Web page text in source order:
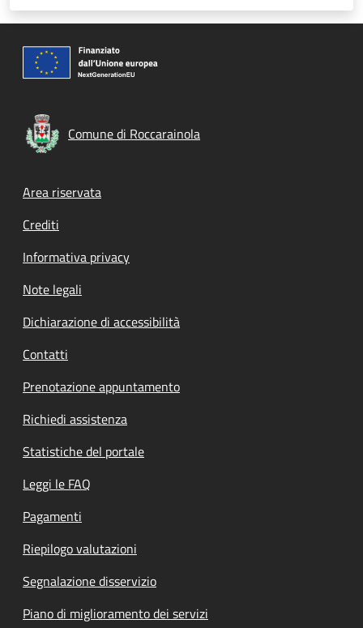
Comune di Roccarainola
Footer menu
Area riservata
Crediti
Informativa privacy
Note legali
Dichiarazione di accessibilità
Contatti
Prenotazione appuntamento
Richiedi assistenza
Statistiche del portale
Leggi le FAQ
Pagamenti
Riepilogo valutazioni
Segnalazione disservizio
Piano di miglioramento dei servizi